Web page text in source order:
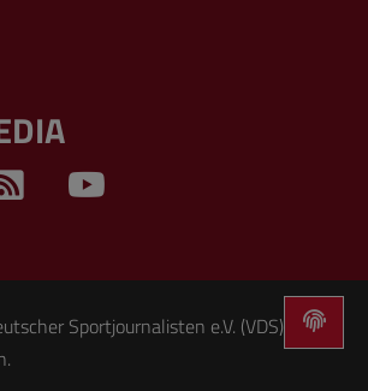
Sportjournalisten e.V. (VDS). Alle